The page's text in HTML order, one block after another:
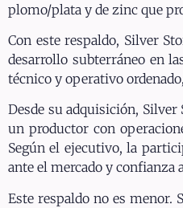
plomo/plata y de zinc que
Con este respaldo, Silver
desarrollo subterráneo en
técnico y operativo
Desde su adquisición,
un productor con
Según el ejecutivo, la
ante el mercado y confianza
Este respaldo no es menor.